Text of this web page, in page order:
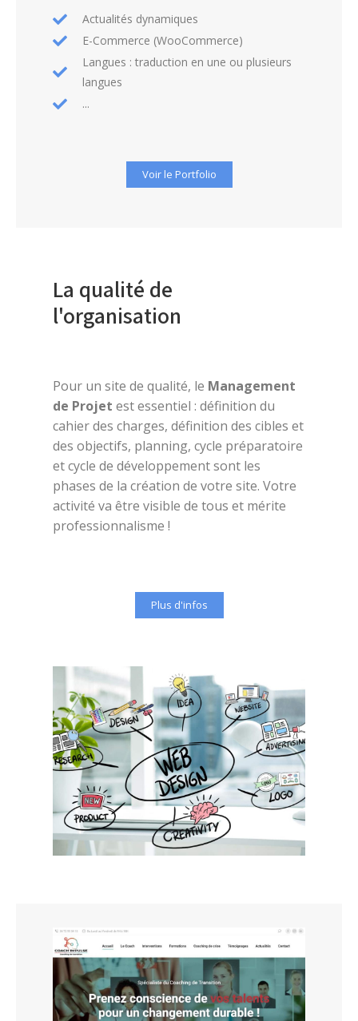
Actualités dynamiques
E-Commerce (WooCommerce)
Langues : traduction en une ou plusieurs
langues
...
Voir le Portfolio
La qualité de
l'organisation
Pour un site de qualité, le Management
de Projet est essentiel : définition du
cahier des charges, définition des cibles et
des objectifs, planning, cycle préparatoire
et cycle de développement sont les
phases de la création de votre site.Votre
activité va être visible de tous et mérite
professionnalisme !
Plus d'infos